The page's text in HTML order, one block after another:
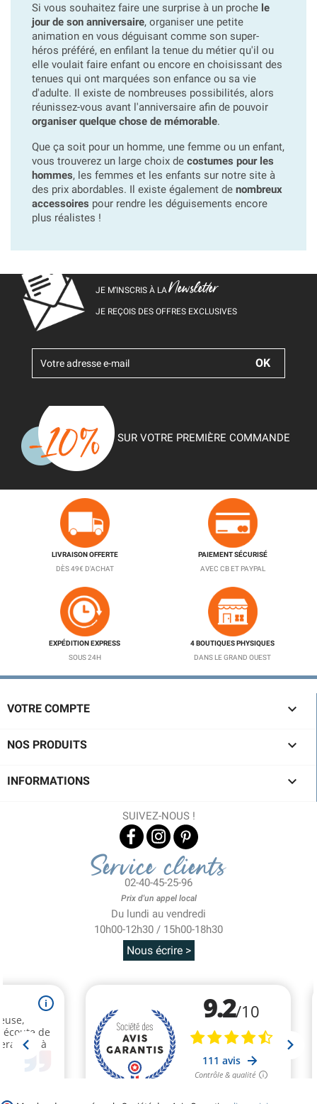
Si vous souhaitez faire une surprise à un proche le
jour de son anniversaire, organiser une petite
animation en vous déguisant comme son super-
héros préféré, en enfilant la tenue du métier qu'il ou
elle voulait faire enfant ou encore en choisissant des
tenues qui ont marquées son enfance ou sa vie
d'adulte. Il existe de nombreuses possibilités, alors
réunissez-vous avant l'anniversaire afin de pouvoir
organiser quelque chose de mémorable.
Que ça soit pour un homme, une femme ou un enfant,
vous trouverez un large choix de costumes pour les
hommes, les femmes et les enfants sur notre site à
des prix abordables. Il existe également de nombreux
accessoires pour rendre les déguisements encore
plus réalistes !
JE M’INSCRIS À LANewsletter
JE REÇOIS DES OFFRES EXCLUSIVES
SUR VOTRE PREMIÈRE COMMANDE
LIVRAISON OFFERTE
DÈS 49€ D'ACHAT
PAIEMENT SÉCURISÉ
AVEC CB ET PAYPAL
EXPÉDITION EXPRESS
SOUS 24H
4 BOUTIQUES PHYSIQUES
DANS LE GRAND OUEST
VOTRE COMPTE 
NOS PRODUITS 
INFORMATIONS 
SUIVEZ-NOUS !
Service clients
02-40-45-25-96
Prix d'un appel local
Du lundi au vendredi
10h00-12h30 / 15h00-18h30
Nous écrire >